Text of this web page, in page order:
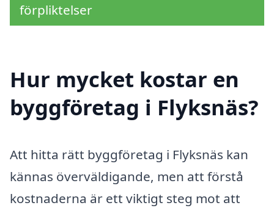
förpliktelser
Hur mycket kostar en
byggföretag i Flyksnäs?
Att hitta rätt byggföretag i Flyksnäs kan
kännas överväldigande, men att förstå
kostnaderna är ett viktigt steg mot att